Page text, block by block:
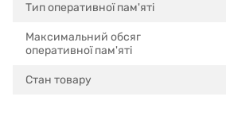
Тип оперативної пам'яті
Максимальний обсяг
оперативної пам'яті
Стан товару